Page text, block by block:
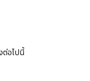
ต่อไปนี้